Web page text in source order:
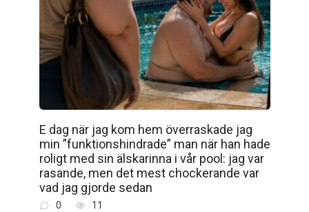
E dag när jag kom hem överraskade jag
min ”funktionshindrade” man när han hade
roligt med sin älskarinna i vår pool: jag var
rasande, men det mest chockerande var
vad jag gjorde sedan
0 11